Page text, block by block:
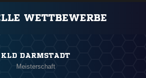
WETTBEWERBE
KLD DARMSTADT
Meisterschaft